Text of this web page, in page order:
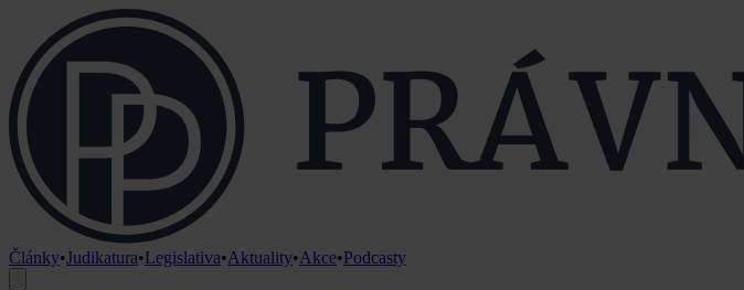
Články•Judikatura•Legislativa•Aktuality•Akce•Podcasty